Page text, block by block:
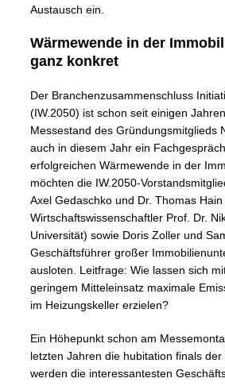
Austausch ein.
Wärmewende in der
ganz konkret
Der Branchenzusammenschluss
(IW.2050) ist schon seit einigen
Messestand des Gründungsmitglieds
auch in diesem Jahr ein
erfolgreichen Wärmewende in der
möchten die IW.2050-
Axel Gedaschko und Dr. Thomas
Wirtschaftswissenschaftler Prof. Dr.
Universität) sowie Doris Zoller und
Geschäftsführer großer
ausloten. Leitfrage: Wie lassen sich
geringem Mitteleinsatz maximale
im Heizungskeller erzielen?
Ein Höhepunkt schon am
letzten Jahren die hubitation finals
werden die interessantesten